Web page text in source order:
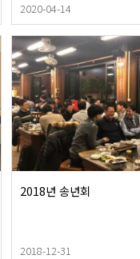
2020-04-14
2018년 송년회
2018-12-31